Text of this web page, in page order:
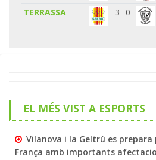
TERRASSA 3 0
EL MÉS VIST A ESPORTS
Vilanova i la Geltrú es
França amb importants